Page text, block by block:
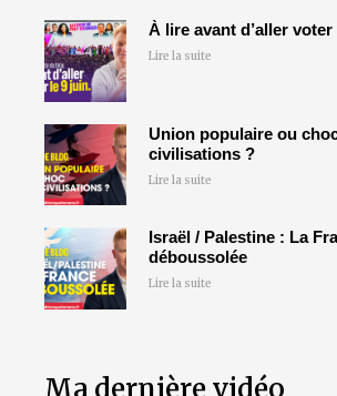
À lire avant d’aller
Lire la suite
Union populaire ou
civilisations ?
Lire la suite
Israël / Palestine : La
déboussolée
Lire la suite
Ma dernière vidéo